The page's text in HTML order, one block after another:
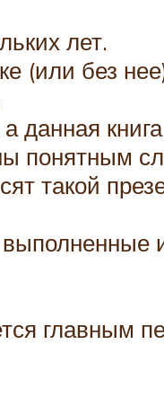
лет.
(или без
книга
понятным
такой
главным